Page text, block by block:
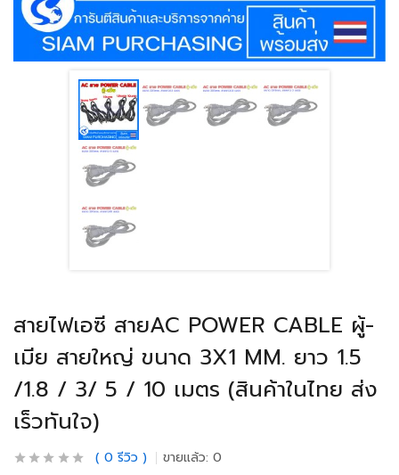
สายไฟเอซี สายAC POWER CABLE ผู้-
เมีย สายใหญ่ ขนาด 3X1 MM. ยาว 1.5
/1.8 / 3/ 5 / 10 เมตร (สินค้าในไทย ส่ง
เร็วทันใจ)
0 รีวิว ขายแล้ว: 0